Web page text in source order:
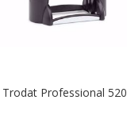
Trodat Professional